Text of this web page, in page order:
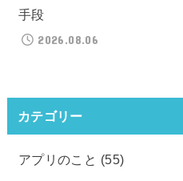
手段
2026.08.06
カテゴリー
アプリのこと (55)